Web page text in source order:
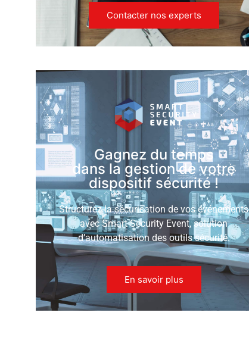
Contacter nos experts
Gagnez du temps
dans la gestion de votre
dispositif sécurité !
Structurez la sécurisation de vos événements
avec Smart Security Event, solution
d’automatisation des outils sécurité.
En savoir plus